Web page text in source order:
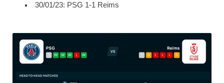
30/01/23: PSG 1-1 Reims